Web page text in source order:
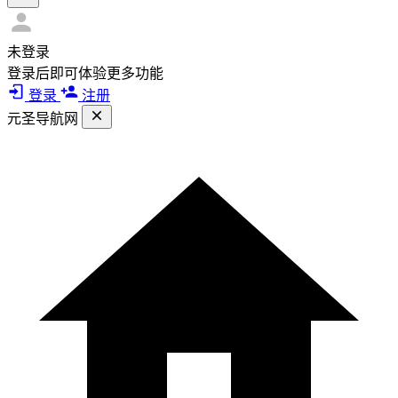
未登录
登录后即可体验更多功能
登录
注册
元圣导航网